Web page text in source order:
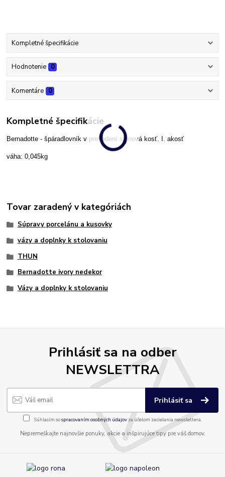
Kompletné špecifikácie
Hodnotenie 0
Komentáre 0
Kompletné špecifikácie
Bernadotte - špáradlovník v prevedení slonová kosť. I. akosť
váha: 0,045kg
Tovar zaradený v kategóriách
Súpravy porcelánu a kusovky
vázy a doplnky k stolovaniu
THUN
Bernadotte ivory nedekor
Vázy a doplnky k stolovaniu
Prihlásiť sa na odber
NEWSLETTRA
Prihlásiť sa
Súhlasím sospracovaním osobných údajov za účelom zasielania newslettera.
Nepremeškajte najnovšie ponuky, akcie a inšpirujúce tipy pre váš domov.